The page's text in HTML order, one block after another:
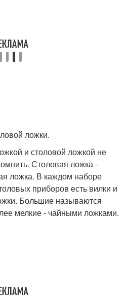
ложки.
и столовой ложкой не
Столовая ложка -
ложка. В каждом наборе
приборов есть вилки и
Большие называются
мелкие - чайными ложками.